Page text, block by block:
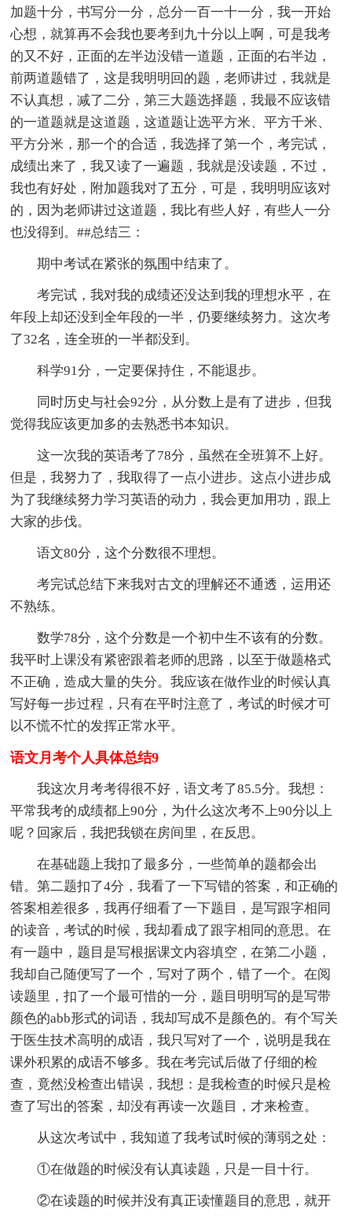
加题十分，书写分一分，总分一百一十一分，我一开始
心想，就算再不会我也要考到九十分以上啊，可是我考
的又不好，正面的左半边没错一道题，正面的右半边，
前两道题错了，这是我明明回的题，老师讲过，我就是
不认真想，减了二分，第三大题选择题，我最不应该错
的一道题就是这道题，这道题让选平方米、平方千米、
平方分米，那一个的合适，我选择了第一个，考完试，
成绩出来了，我又读了一遍题，我就是没读题，不过，
我也有好处，附加题我对了五分，可是，我明明应该对
的，因为老师讲过这道题，我比有些人好，有些人一分
也没得到。##总结三：
期中考试在紧张的氛围中结束了。
考完试，我对我的成绩还没达到我的理想水平，在
年段上却还没到全年段的一半，仍要继续努力。这次考
了32名，连全班的一半都没到。
科学91分，一定要保持住，不能退步。
同时历史与社会92分，从分数上是有了进步，但我
觉得我应该更加多的去熟悉书本知识。
这一次我的英语考了78分，虽然在全班算不上好。
但是，我努力了，我取得了一点小进步。这点小进步成
为了我继续努力学习英语的动力，我会更加用功，跟上
大家的步伐。
语文80分，这个分数很不理想。
考完试总结下来我对古文的理解还不通透，运用还
不熟练。
数学78分，这个分数是一个初中生不该有的分数。
我平时上课没有紧密跟着老师的思路，以至于做题格式
不正确，造成大量的失分。我应该在做作业的时候认真
写好每一步过程，只有在平时注意了，考试的时候才可
以不慌不忙的发挥正常水平。
语文月考个人具体总结9
我这次月考考得很不好，语文考了85.5分。我想：
平常我考的成绩都上90分，为什么这次考不上90分以上
呢？回家后，我把我锁在房间里，在反思。
在基础题上我扣了最多分，一些简单的题都会出
错。第二题扣了4分，我看了一下写错的答案，和正确的
答案相差很多，我再仔细看了一下题目，是写跟字相同
的读音，考试的时候，我却看成了跟字相同的意思。在
有一题中，题目是写根据课文内容填空，在第二小题，
我却自己随便写了一个，写对了两个，错了一个。在阅
读题里，扣了一个最可惜的一分，题目明明写的是写带
颜色的abb形式的词语，我却写成不是颜色的。有个写关
于医生技术高明的成语，我只写对了一个，说明是我在
课外积累的成语不够多。我在考完试后做了仔细的检
查，竟然没检查出错误，我想：是我检查的时候只是检
查了写出的答案，却没有再读一次题目，才来检查。
从这次考试中，我知道了我考试时候的薄弱之处：
①在做题的时候没有认真读题，只是一目十行。
②在读题的时候并没有真正读懂题目的意思，就开